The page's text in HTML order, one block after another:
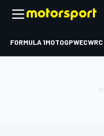
FORMULA 1MOTOGPWECWRC